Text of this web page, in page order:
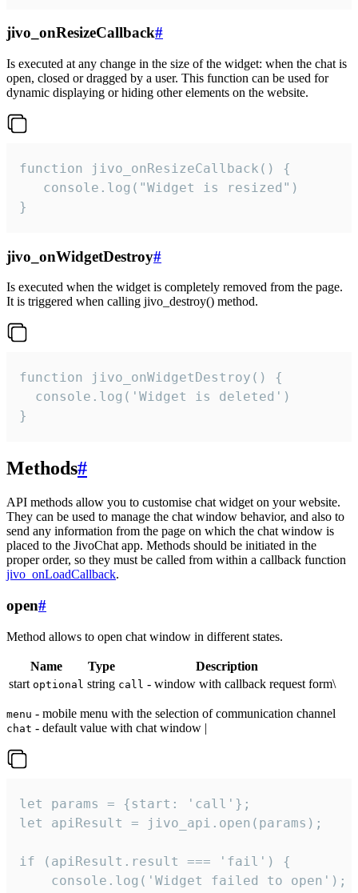
jivo_onResizeCallback#
Is executed at any change in the size of the widget: when the chat is
open, closed or dragged by a user. This function can be used for
dynamic displaying or hiding other elements on the website.
function jivo_onResizeCallback() {
   console.log("Widget is resized")
}
jivo_onWidgetDestroy#
Is executed when the widget is completely removed from the page.
It is triggered when calling jivo_destroy() method.
function jivo_onWidgetDestroy() {
  console.log('Widget is deleted')
}
Methods#
API methods allow you to customise chat widget on your website.
They can be used to manage the chat window behavior, and also to
send any information from the page on which the chat window is
placed to the JivoChat app. Methods should be initiated in the
proper order, so they must be called from within a callback function
jivo_onLoadCallback.
open#
Method allows to open chat window in different states.
Name Type
Description
start optional string call - window with callback request form\
menu - mobile menu with the selection of communication channel
chat - default value with chat window |
let params = {start: 'call'};
let apiResult = jivo_api.open(params);
if (apiResult.result === 'fail') {
    console.log('Widget failed to open');